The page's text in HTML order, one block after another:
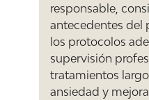
responsable,
antecedentes del
los protocolos
supervisión
tratamientos
ansiedad y